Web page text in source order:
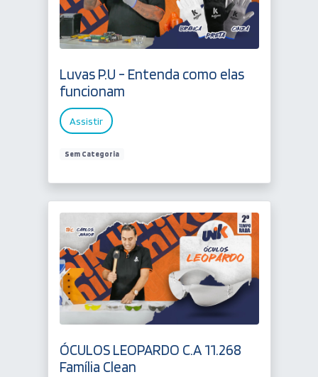
Luvas P.U - Entenda como elas
funcionam
Assistir
Sem Categoria
ÓCULOS LEOPARDO C.A 11.268
Família Clean